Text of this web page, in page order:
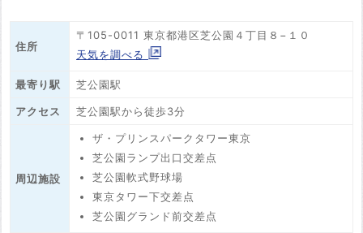
住所
〒105-0011 東京都港区芝公園４丁目８−１０
天気を調べる
最寄り駅 芝公園駅
アクセス 芝公園駅から徒歩3分
周辺施設
ザ・プリンスパークタワー東京
芝公園ランプ出口交差点
芝公園軟式野球場
東京タワー下交差点
芝公園グランド前交差点